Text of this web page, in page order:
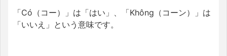
「Có（コー）」は「はい」、「Không（コーン）」は
「いいえ」という意味です。